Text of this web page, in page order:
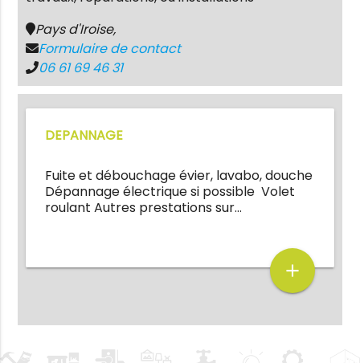
Pays d'Iroise,
Formulaire de contact
06 61 69 46 31
DEPANNAGE
Fuite et débouchage évier, lavabo, douche
Dépannage électrique si possible Volet
roulant Autres prestations sur…
add